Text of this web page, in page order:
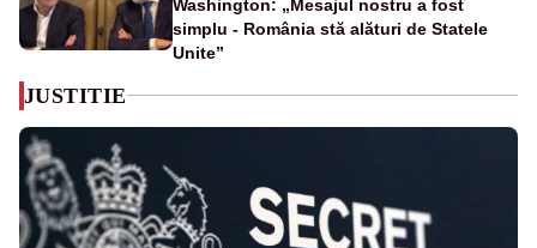
Washington: „Mesajul nostru a fost
simplu - România stă alături de Statele
Unite”
JUSTITIE